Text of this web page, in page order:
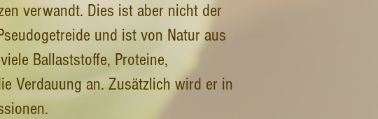
verwandt. Dies ist aber nicht der
und ist von Natur aus
Ballaststoffe, Proteine,
Verdauung an. Zusätzlich wird er in